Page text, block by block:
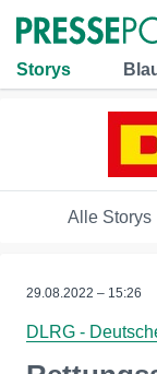
Storys
Alle Storys
29.08.2022 – 15:26
DLRG -